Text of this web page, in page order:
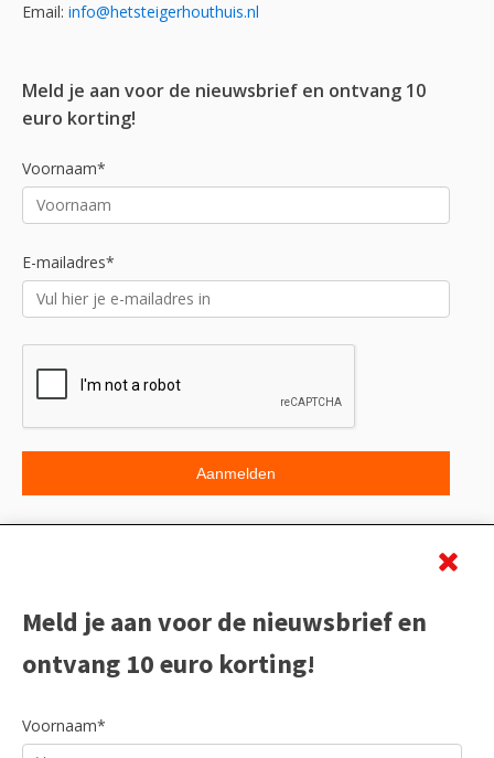
Email: info@hetsteigerhouthuis.nl
Meld je aan voor de nieuwsbrief en ontvang 10
euro korting!
Voornaam*
E-mailadres*
Meld je aan voor de nieuwsbrief en
ontvang 10 euro korting!
Voornaam*